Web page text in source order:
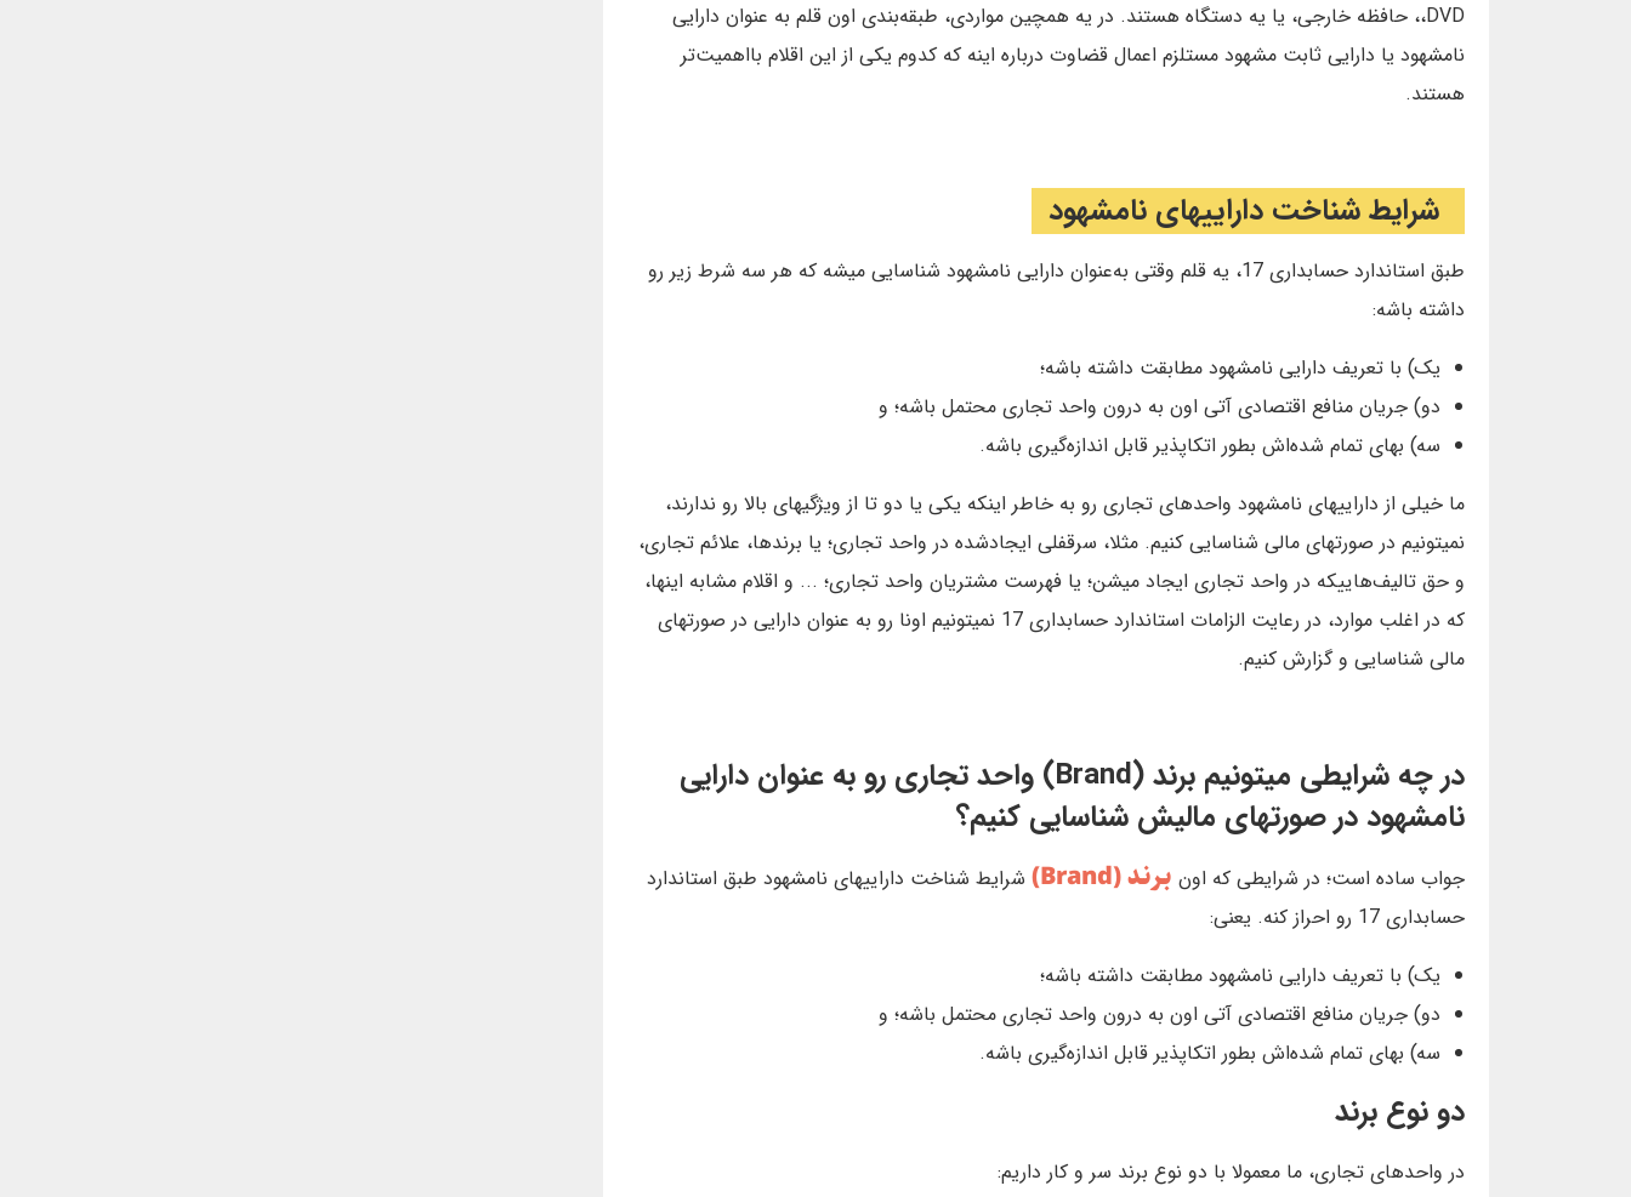
،DVD، حافظه خارجی، یا یه دستگاه هستند.‌ در یه همچین مواردی، طبقه‌بندی‌ اون قلم‌ به عنوان‌ دارایی‌
نامشهود یا دارایی‌ ثابت‌ مشهود مستلزم‌ اعمال قضاوت‌ درباره اینه که كدوم‌ یکی از این اقلام بااهمیت‌تر
هستند.
شرایط شناخت داراییهای نامشهود
طبق استاندارد حسابداری 17، یه قلم‌ وقتی به‌عنوان‌ دارایی‌ نامشهود شناسایی‌ میشه كه‌ هر سه شرط زیر رو
داشته باشه:
یک) با تعریف‌ دارایی‌ نامشهود مطابقت‌ داشته‌ باشه؛
دو) جریان‌ منافع‌ اقتصادی‌ آتی‌ اون به‌ درون‌ واحد تجاری‌ محتمل‌ باشه؛ و
سه) بهای‌ تمام‌ شده‌‌اش بطور اتكاپذیر قابل‌ اندازه‌گیری‌ باشه.
ما خیلی از داراییهای نامشهود واحدهای تجاری رو به خاطر اینکه یکی یا دو تا از ویژگیهای بالا رو ندارند،
نمیتونیم در صورتهای مالی شناسایی کنیم. مثلا، سرقفلی ایجادشده در واحد تجاری؛ یا برندها، علائم تجاری،
و حق تالیف‌هاییکه در واحد تجاری ایجاد میشن؛ یا فهرست مشتریان واحد تجاری؛ ... و اقلام مشابه اینها،
که در اغلب موارد، در رعایت الزامات استاندارد حسابداری 17 نمیتونیم اونا رو به عنوان دارایی در صورتهای
مالی شناسایی و گزارش کنیم.
در چه شرایطی میتونیم برند (Brand) واحد تجاری رو به عنوان دارایی
نامشهود در صورتهای مالیش شناسایی کنیم؟
جواب ساده است؛ در شرایطی که اون بـرنـد (Brand)
شرایط شناخت داراییهای نامشهود طبق استاندارد
حسابداری 17 رو احراز کنه. یعنی:
یک) با تعریف‌ دارایی‌ نامشهود مطابقت‌ داشته‌ باشه؛
دو) جریان‌ منافع‌ اقتصادی‌ آتی‌ اون به‌ درون‌ واحد تجاری‌ محتمل‌ باشه؛ و
سه) بهای‌ تمام‌ شده‌‌اش بطور اتكاپذیر قابل‌ اندازه‌گیری‌ باشه.
دو نوع برند
در واحدهای تجاری، ما معمولا با دو نوع برند سر و کار داریم: